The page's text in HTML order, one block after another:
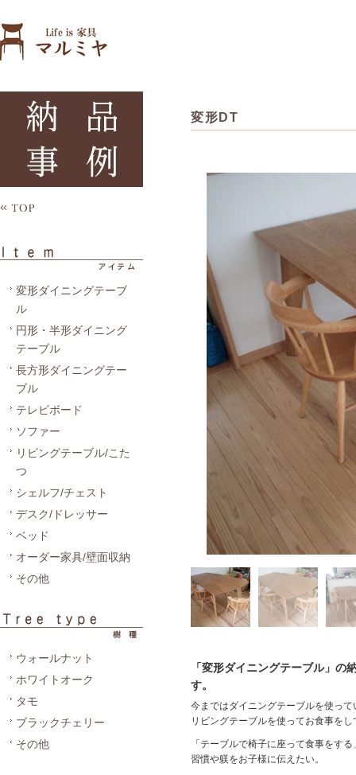
変形ダイニングテーブ
ル
円形・半形ダイニング
テーブル
長方形ダイニングテー
ブル
テレビボード
ソファー
リビングテーブル/こた
つ
シェルフ/チェスト
デスク/ドレッサー
ベッド
オーダー家具/壁面収納
その他
ウォールナット
ホワイトオーク
タモ
ブラックチェリー
その他
変形DT
「変形ダイニングテーブル」の
す。
今まではダイニングテーブルを使って
リビングテーブルを使ってお食事を
「テーブルで椅子に座って食事をす
習慣や躾をお子様に伝えたい。